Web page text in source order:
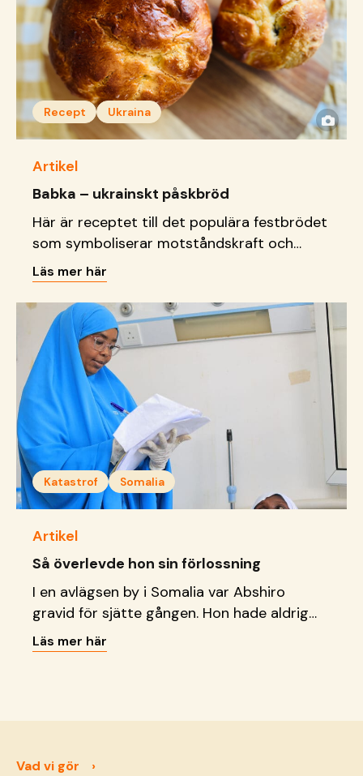
Recept Ukraina
Artikel
Babka – ukrainskt påskbröd
Här är receptet till det populära festbrödet
som symboliserar motståndskraft och
samlar ukrainska familjer till påsk.
Läs mer här
Katastrof Somalia
Artikel
Så överlevde hon sin förlossning
I en avlägsen by i Somalia var Abshiro
gravid för sjätte gången. Hon hade aldrig
tidigare besökt ett sjukhus, men under
graviditeten började hon må sämre snabbt.
Läs mer här
Vad vi gör